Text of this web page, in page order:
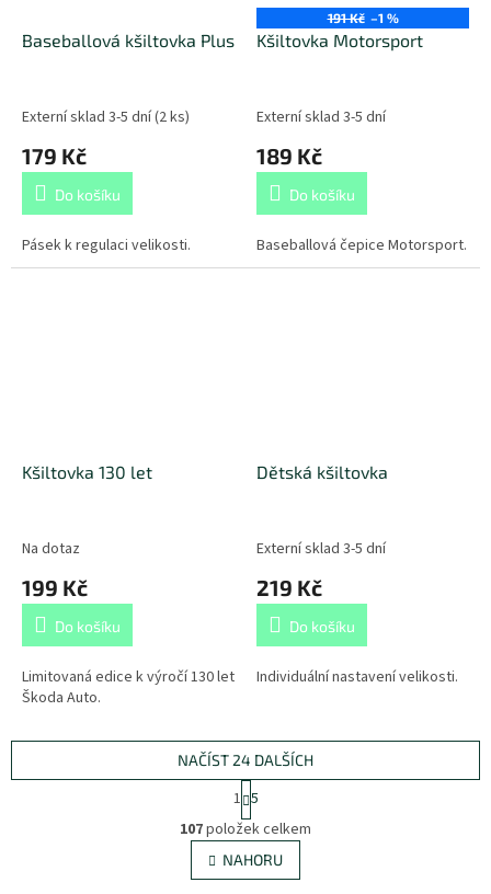
Baseballová kšiltovka Plus
Externí sklad 3-5 dní(2 ks)
179 Kč
Do košíku
Pásek k regulaci velikosti.
191 Kč –1 %
Kšiltovka Motorsport
Externí sklad 3-5 dní
189 Kč
Do košíku
Baseballová čepice Motorsport.
Kšiltovka 130 let
Na dotaz
199 Kč
Do košíku
Limitovaná edice k výročí 130 let
Škoda Auto.
Dětská kšiltovka
Externí sklad 3-5 dní
219 Kč
Do košíku
Individuální nastavení velikosti.
O
v
l
á
NAČÍST 24 DALŠÍCH
S
t
r
á
n
k
1 5
107položek celkem
NAHORU